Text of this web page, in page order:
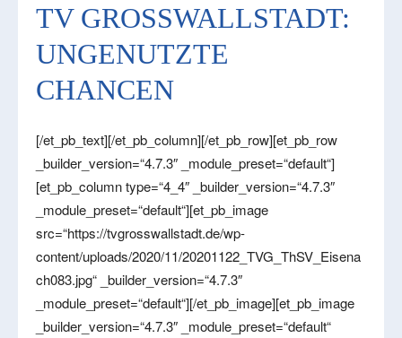
TV GROSSWALLSTADT: U
NGENUTZTE C
HANCEN
[/et_pb_text][/et_pb_column][/et_pb_row][et_pb_row
_builder_version=“4.7.3″ _module_preset=“default“]
[et_pb_column type=“4_4″ _builder_version=“4.7.3″
_module_preset=“default“][et_pb_image
src=“https://tvgrosswallstadt.de/wp-
content/uploads/2020/11/20201122_TVG_ThSV_Eisena
ch083.jpg“ _builder_version=“4.7.3″
_module_preset=“default“][/et_pb_image][et_pb_image
_builder_version=“4.7.3″ _module_preset=“default“